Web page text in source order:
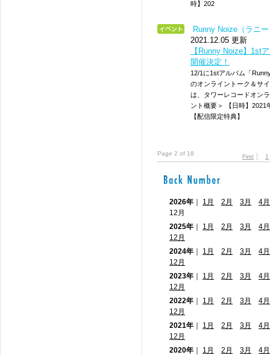
時】202
Runny Noize（ラニ
2021.12.05 更新
【Runny Noize】1st
開催決定！
12/1に1stアルバム「
のオンライントーク＆サ
は、タワーレコードオン
ント概要＞ 【日時】
【配信限定特典】
Page 2 of 18 First 1
2026年 1月 2月 3月
4月
12月
2025年
1月 2月 3月
4月
12月
2024年
1月 2月 3月
4月
12月
2023年
1月 2月 3月
4月
12月
2022年
1月 2月 3月
4月
12月
2021年
1月 2月 3月
4月
12月
2020年
1月 2月 3月
4月